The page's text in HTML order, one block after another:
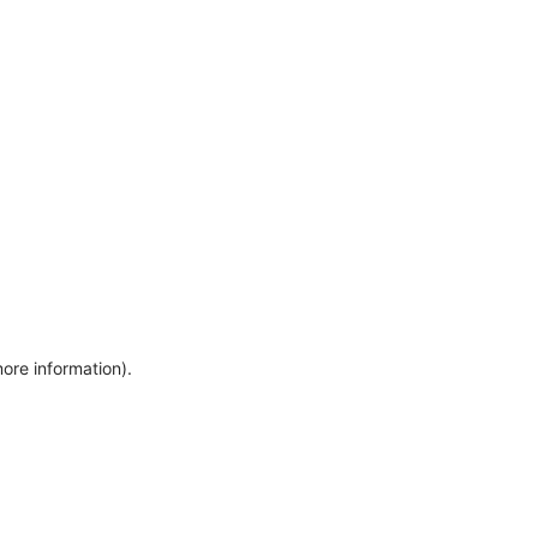
information).